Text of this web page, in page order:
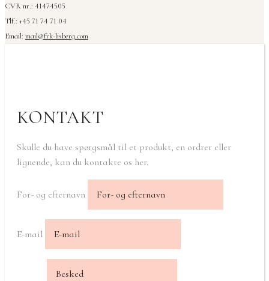
CVR nr.: 41474505
Tlf.: +45 71 74 71 04
Email: mail@frk-lisberg.com
KONTAKT
Skulle du have spørgsmål til et produkt, en ordrer eller
lignende, kan du kontakte os her.
For- og efternavn
E-mail